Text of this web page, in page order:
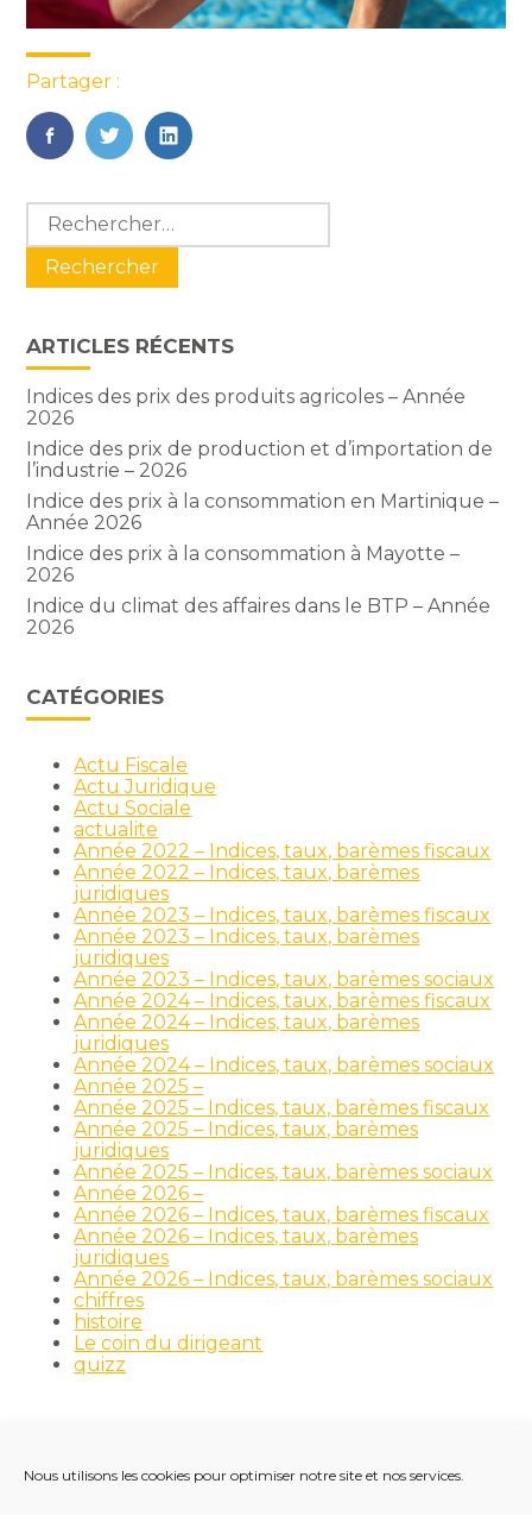
Nous utilisons les cookies pour optimiser notre site et nos services.
Partager :
FaceBook
TwitterLinkedIn
Blog
sidebar
Rechercher :
ARTICLES RÉCENTS
Indices des prix des produits agricoles – Année
2026
Indice des prix de production et d’importation de
l’industrie – 2026
Indice des prix à la consommation en Martinique –
Année 2026
Indice des prix à la consommation à Mayotte –
2026
Indice du climat des affaires dans le BTP – Année
2026
CATÉGORIES
Actu Fiscale
Actu Juridique
Actu Sociale
actualite
Année 2022 – Indices, taux, barèmes fiscaux
Année 2022 – Indices, taux, barèmes
juridiques
Année 2023 – Indices, taux, barèmes fiscaux
Année 2023 – Indices, taux, barèmes
juridiques
Année 2023 – Indices, taux, barèmes sociaux
Année 2024 – Indices, taux, barèmes fiscaux
Année 2024 – Indices, taux, barèmes
juridiques
Année 2024 – Indices, taux, barèmes sociaux
Année 2025 –
Année 2025 – Indices, taux, barèmes fiscaux
Année 2025 – Indices, taux, barèmes
juridiques
Année 2025 – Indices, taux, barèmes sociaux
Année 2026 –
Année 2026 – Indices, taux, barèmes fiscaux
Année 2026 – Indices, taux, barèmes
juridiques
Année 2026 – Indices, taux, barèmes sociaux
chiffres
histoire
Le coin du dirigeant
quizz